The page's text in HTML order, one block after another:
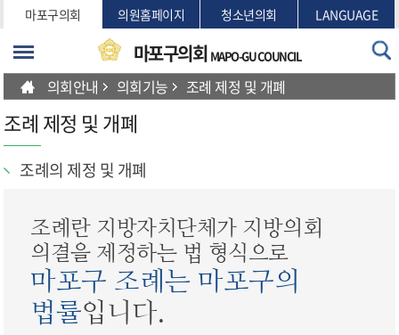
본문바로가기
마포구의회 의원홈페이지 청소년의회 LANGUAGE
마포구의회 MAPO-GU COUNCIL
의회안내 의회기능 조례 제정 및 개폐
조례 제정 및 개폐
조례의 제정 및 개폐
조례란 지방자치단체가 지방의회
의결을 제정하는 법 형식으로
마포구 조례는 마포구의
법률입니다.